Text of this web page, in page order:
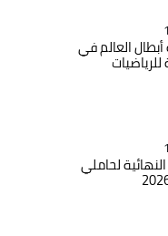
العالم في
لحاملي